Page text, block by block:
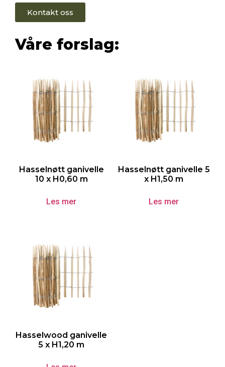
Kontakt oss
Våre forslag:
Hasselnøtt ganivelle
10 x H0,60 m
Les mer
Hasselnøtt ganivelle 5
x H1,50 m
Les mer
Hasselwood ganivelle
5 x H1,20 m